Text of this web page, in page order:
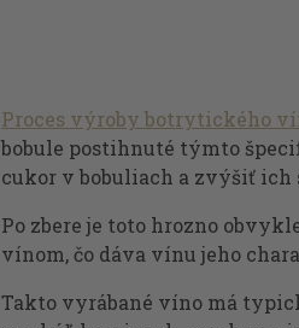
Proces výroby botrytického
bobule postihnuté týmto
cukor v bobuliach a zvýšiť ich
Po zbere je toto hrozno
vínom, čo dáva vínu jeho
Takto vyrábané víno má